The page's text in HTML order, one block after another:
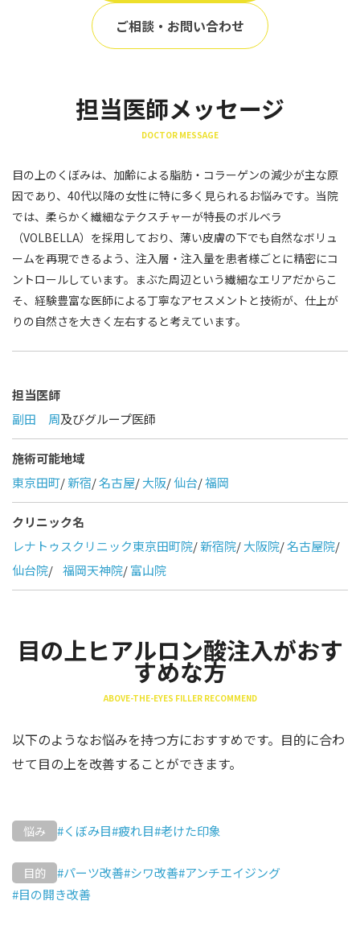
東京
名古屋
仙台
福岡
ご相談・お問い合わせ
担当医師メッセージ
DOCTOR MESSAGE
目の上のくぼみは、加齢による脂肪・コラーゲンの減少が主な原
因であり、40代以降の女性に特に多く見られるお悩みです。当院
では、柔らかく繊細なテクスチャーが特長のボルベラ
（VOLBELLA）を採用しており、薄い皮膚の下でも自然なボリュ
ームを再現できるよう、注入層・注入量を患者様ごとに精密にコ
ントロールしています。まぶた周辺という繊細なエリアだからこ
そ、経験豊富な医師による丁寧なアセスメントと技術が、仕上が
りの自然さを大きく左右すると考えています。
担当医師
副田 周及びグループ医師
施術可能地域
東京田町/新宿/名古屋/大阪/仙台/福岡
クリニック名
レナトゥスクリニック東京田町院/新宿院/大阪院/名古屋院/
仙台院/ 福岡天神院/富山院
目の上ヒアルロン酸注入がおす
すめな方
ABOVE-THE-EYES FILLER RECOMMEND
以下のようなお悩みを持つ方におすすめです。目的に合わ
せて目の上を改善することができます。
悩み #くぼみ目#疲れ目#老けた印象
目的 #パーツ改善#シワ改善#アンチエイジング
#目の開き改善